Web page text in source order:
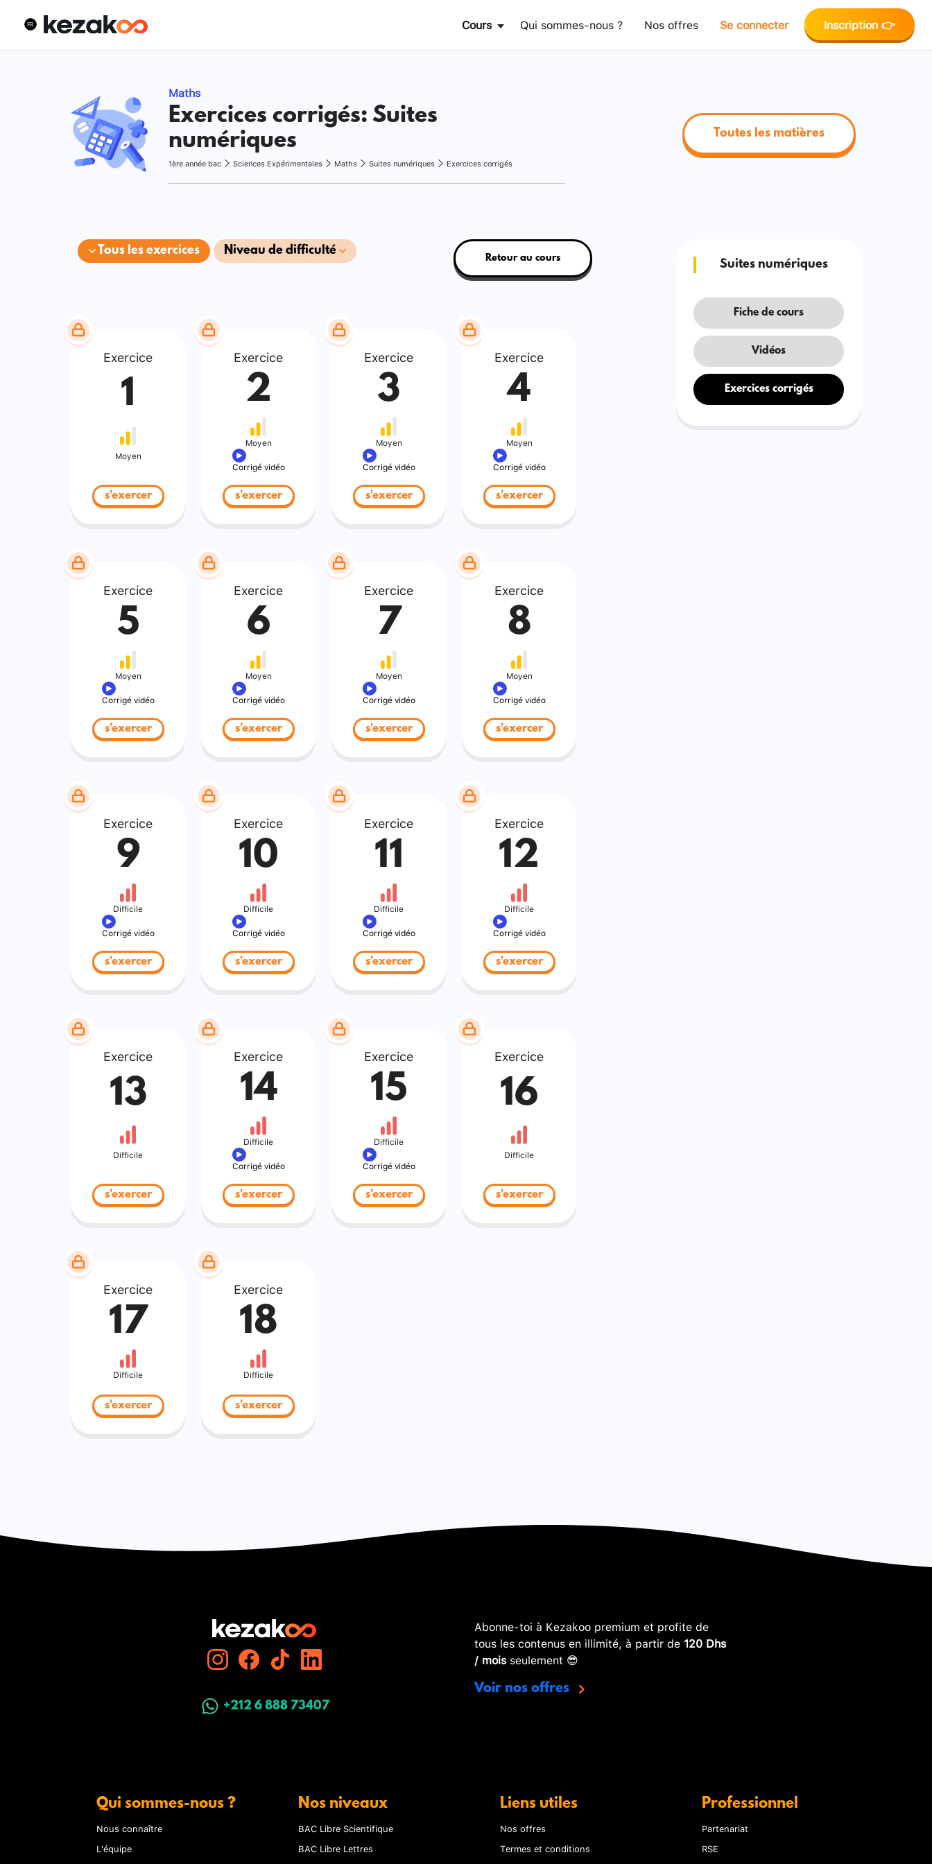
Cours Qui sommes-nous ? Nos offres Se connecter Inscription 👉
Maths
Exercices corrigés: Suites
numériques
1ère année bac Sciences Expérimentales Maths Suites numériques Exercices corrigés
Toutes les matières
Tous les exercices Niveau de difficulté
Retour au cours
Exercice
1
Moyen
s'exercer
Exercice
2
Moyen
Corrigé vidéo
s'exercer
Exercice
3
Moyen
Corrigé vidéo
s'exercer
Exercice
4
Moyen
Corrigé vidéo
s'exercer
Exercice
5
Moyen
Corrigé vidéo
s'exercer
Exercice
6
Moyen
Corrigé vidéo
s'exercer
Exercice
7
Moyen
Corrigé vidéo
s'exercer
Exercice
8
Moyen
Corrigé vidéo
s'exercer
Exercice
9
Difficile
Corrigé vidéo
s'exercer
Exercice
10
Difficile
Corrigé vidéo
s'exercer
Exercice
11
Difficile
Corrigé vidéo
s'exercer
Exercice
12
Difficile
Corrigé vidéo
s'exercer
Exercice
13
Difficile
s'exercer
Exercice
14
Difficile
Corrigé vidéo
s'exercer
Exercice
15
Difficile
Corrigé vidéo
s'exercer
Exercice
16
Difficile
s'exercer
Exercice
17
Difficile
s'exercer
Exercice
18
Difficile
s'exercer
Suites numériques
Fiche de cours
Vidéos
Exercices corrigés
+212 6 888 73407
Abonne-toi à Kezakoo premium et profite de
tous les contenus en illimité, à partir de 120 Dhs
/ moisseulement 😎
Voir nos offres
Qui sommes-nous ?
Nous connaître
L'équipe
Nos niveaux
BAC Libre Scientifique
BAC Libre Lettres
Liens utiles
Nos offres
Termes et conditions
Professionnel
Partenariat
RSE